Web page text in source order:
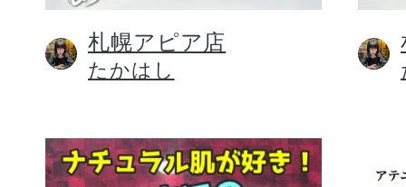
健康食品／サプ
札幌アピア店
たかはし